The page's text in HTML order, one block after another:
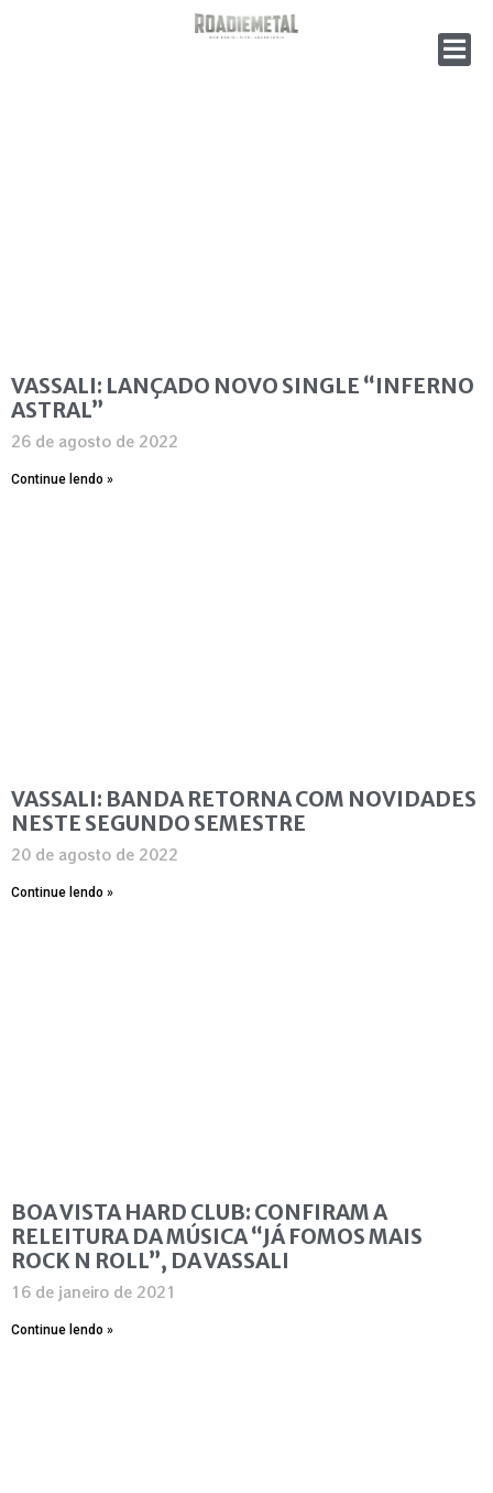
VASSALI: LANÇADO NOVO SINGLE “INFERNO
ASTRAL”
26 de agosto de 2022
Continue lendo »
VASSALI: BANDA RETORNA COM NOVIDADES
NESTE SEGUNDO SEMESTRE
20 de agosto de 2022
Continue lendo »
BOA VISTA HARD CLUB: CONFIRAM A
RELEITURA DA MÚSICA “JÁ FOMOS MAIS
ROCK N ROLL”, DA VASSALI
16 de janeiro de 2021
Continue lendo »